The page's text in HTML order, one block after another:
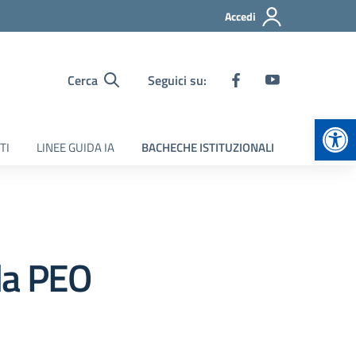
Accedi
Cerca Seguici su:
LINEE GUIDA IA BACHECHE ISTITUZIONALI
PEO